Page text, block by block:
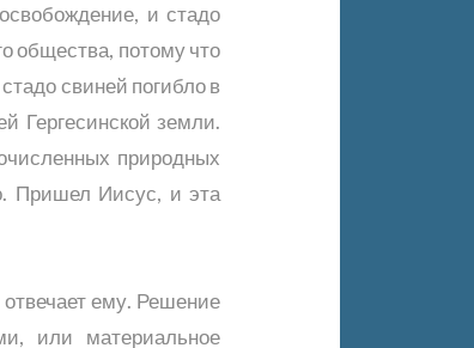
и стадо
общества, потому что
свиней погибло в
Гергесинской земли.
природных
Пришел Иисус, и эта
отвечает ему. Решение
или материальное